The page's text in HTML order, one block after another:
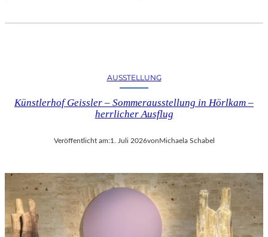
AUSSTELLUNG
Künstlerhof Geissler – Sommerausstellung in Hörlkam –
herrlicher Ausflug
Veröffentlicht am:1. Juli 2026vonMichaela Schabel